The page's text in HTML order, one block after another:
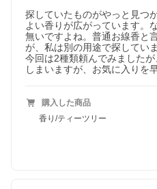
こんなシーンにおすすめ
お出迎えに
探していたものがやっと見つ
よい香りが広がっています。
無いですよね。普通お線香と
が、私は別の用途で探してい
今回は2種類頼んでみました
しまいますが、お気に入りを
購入した商品
香り/ティーツリー